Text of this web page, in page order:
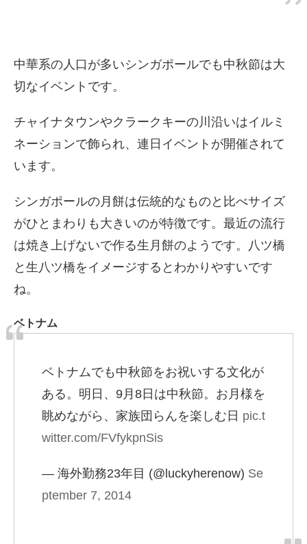
中華系の人口が多いシンガポールでも中秋節は大
切なイベントです。
チャイナタウンやクラークキーの川沿いはイルミ
ネーションで飾られ、連日イベントが開催されて
います。
シンガポールの月餅は伝統的なものと比べサイズ
がひとまわりも大きいのが特徴です。最近の流行
は焼き上げないで作る生月餅のようです。八ツ橋
と生八ツ橋をイメージするとわかりやすいです
ね。
ベトナム
ベトナムでも中秋節をお祝いする文化が
ある。明日、9月8日は中秋節。お月様を
眺めながら、家族団らんを楽しむ日 pic.t
witter.com/FVfykpnSis
— 海外勤務23年目 (@luckyherenow) Se
ptember 7, 2014